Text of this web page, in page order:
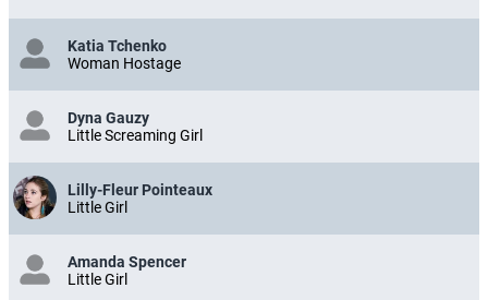
Katia Tchenko
Woman Hostage
Dyna Gauzy
Little Screaming Girl
Lilly-Fleur Pointeaux
Little Girl
Amanda Spencer
Little Girl